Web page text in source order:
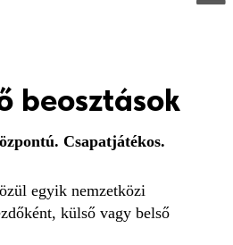
beosztások
Csapatjátékos.
egyik nemzetközi
külső vagy belső